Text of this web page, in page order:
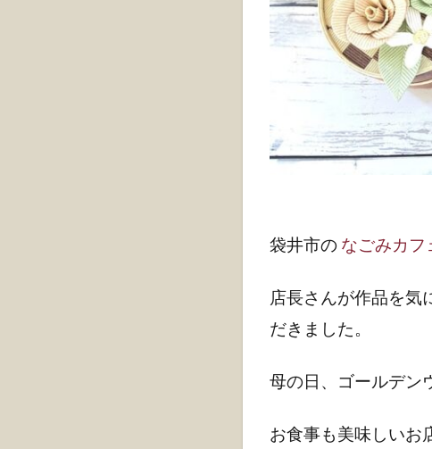
袋井市の なごみカフ
店長さんが作品を気
だきました。
母の日、ゴールデン
お食事も美味しいお